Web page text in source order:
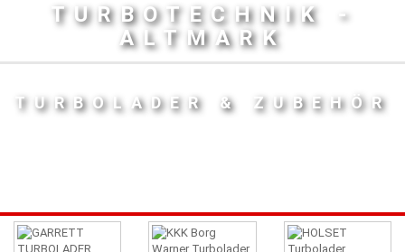
TURBOTECHNIK -
ALTMARK
TURBOLADER & ZUBEHÖR